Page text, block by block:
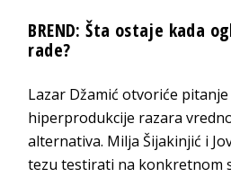
BREND: Šta ostaje kada
rade?
Lazar Džamić otvoriće
hiperprodukcije razara
alternativa. Milja Šijakinjić i
tezu testirati na konkretnom